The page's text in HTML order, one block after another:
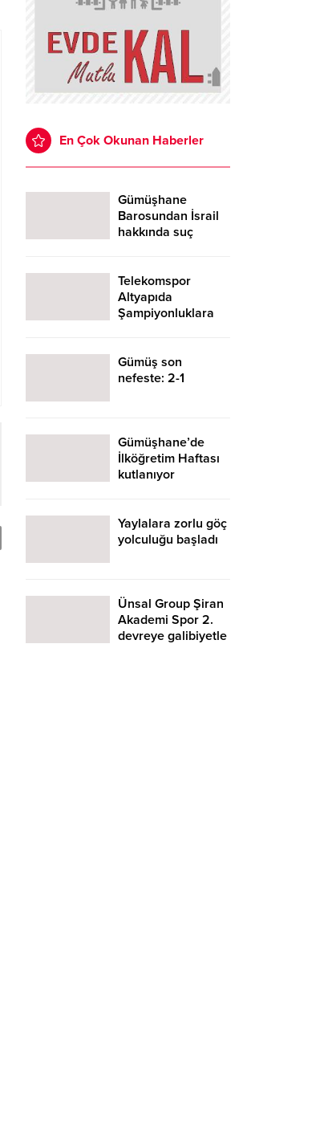
En Çok Okunan Haberler
Gümüşhane
Barosundan İsrail
hakkında suç
Telekomspor
Altyapıda
Şampiyonluklara
Gümüş son
nefeste: 2-1
Gümüşhane’de
İlköğretim Haftası
kutlanıyor
Yaylalara zorlu göç
yolculuğu başladı
Ünsal Group Şiran
Akademi Spor 2.
devreye galibiyetle